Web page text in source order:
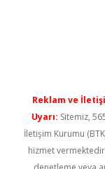
Reklam ve
Uyarı: Sitemiz,
İletişim Kurumu
hizmet